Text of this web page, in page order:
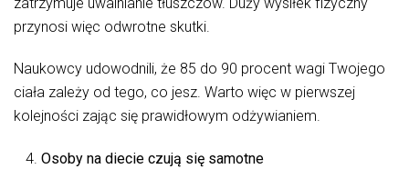
przynosi więc odwrotne skutki.
Naukowcy udowodnili, że 85 do 90 procent wagi Twojego
ciała zależy od tego, co jesz. Warto więc w pierwszej
kolejności zając się prawidłowym odżywianiem.
Osoby na diecie czują się samotne